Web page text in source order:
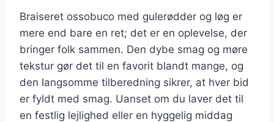
Braiseret ossobuco med gulerødder og løg er
mere end bare en ret; det er en oplevelse, der
bringer folk sammen. Den dybe smag og møre
tekstur gør det til en favorit blandt mange, og
den langsomme tilberedning sikrer, at hver bid
er fyldt med smag. Uanset om du laver det til
en festlig lejlighed eller en hyggelig middag